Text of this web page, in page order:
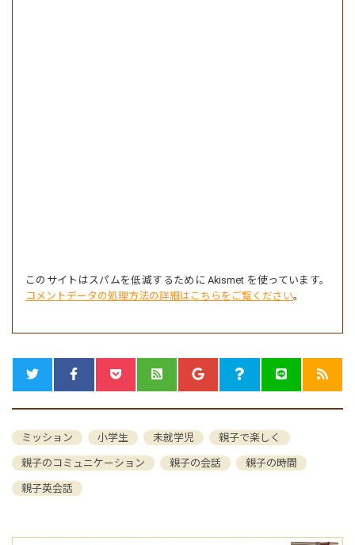
このサイトはスパムを低減するために Akismet を使っています。
コメントデータの処理方法の詳細はこちらをご覧ください。
ミッション 小学生 未就学児 親子で楽しく
親子のコミュニケーション 親子の会話 親子の時間
親子英会話